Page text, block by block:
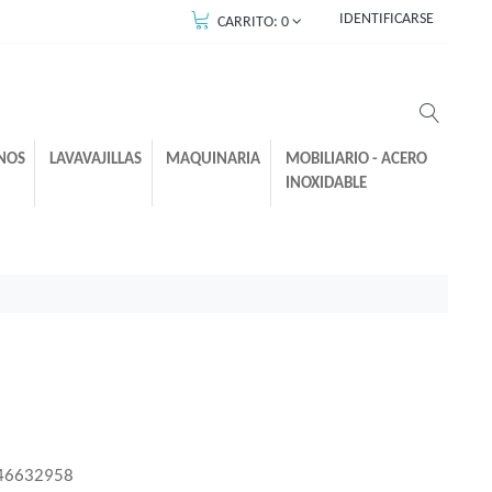
CARRITO:0 IDENTIFICARSE
LAVAVAJILLAS MAQUINARIA
MOBILIARIO - ACERO
INOXIDABLE